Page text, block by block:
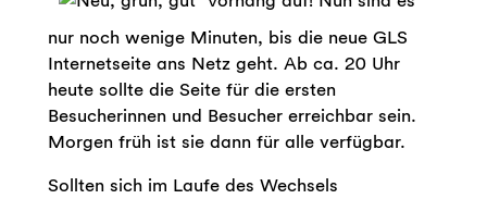
nur noch wenige Minuten, bis die neue GLS
Internetseite ans Netz geht. Ab ca. 20 Uhr
heute sollte die Seite für die ersten
Besucherinnen und Besucher erreichbar sein.
Morgen früh ist sie dann für alle verfügbar.
Sollten sich im Laufe des Wechsels